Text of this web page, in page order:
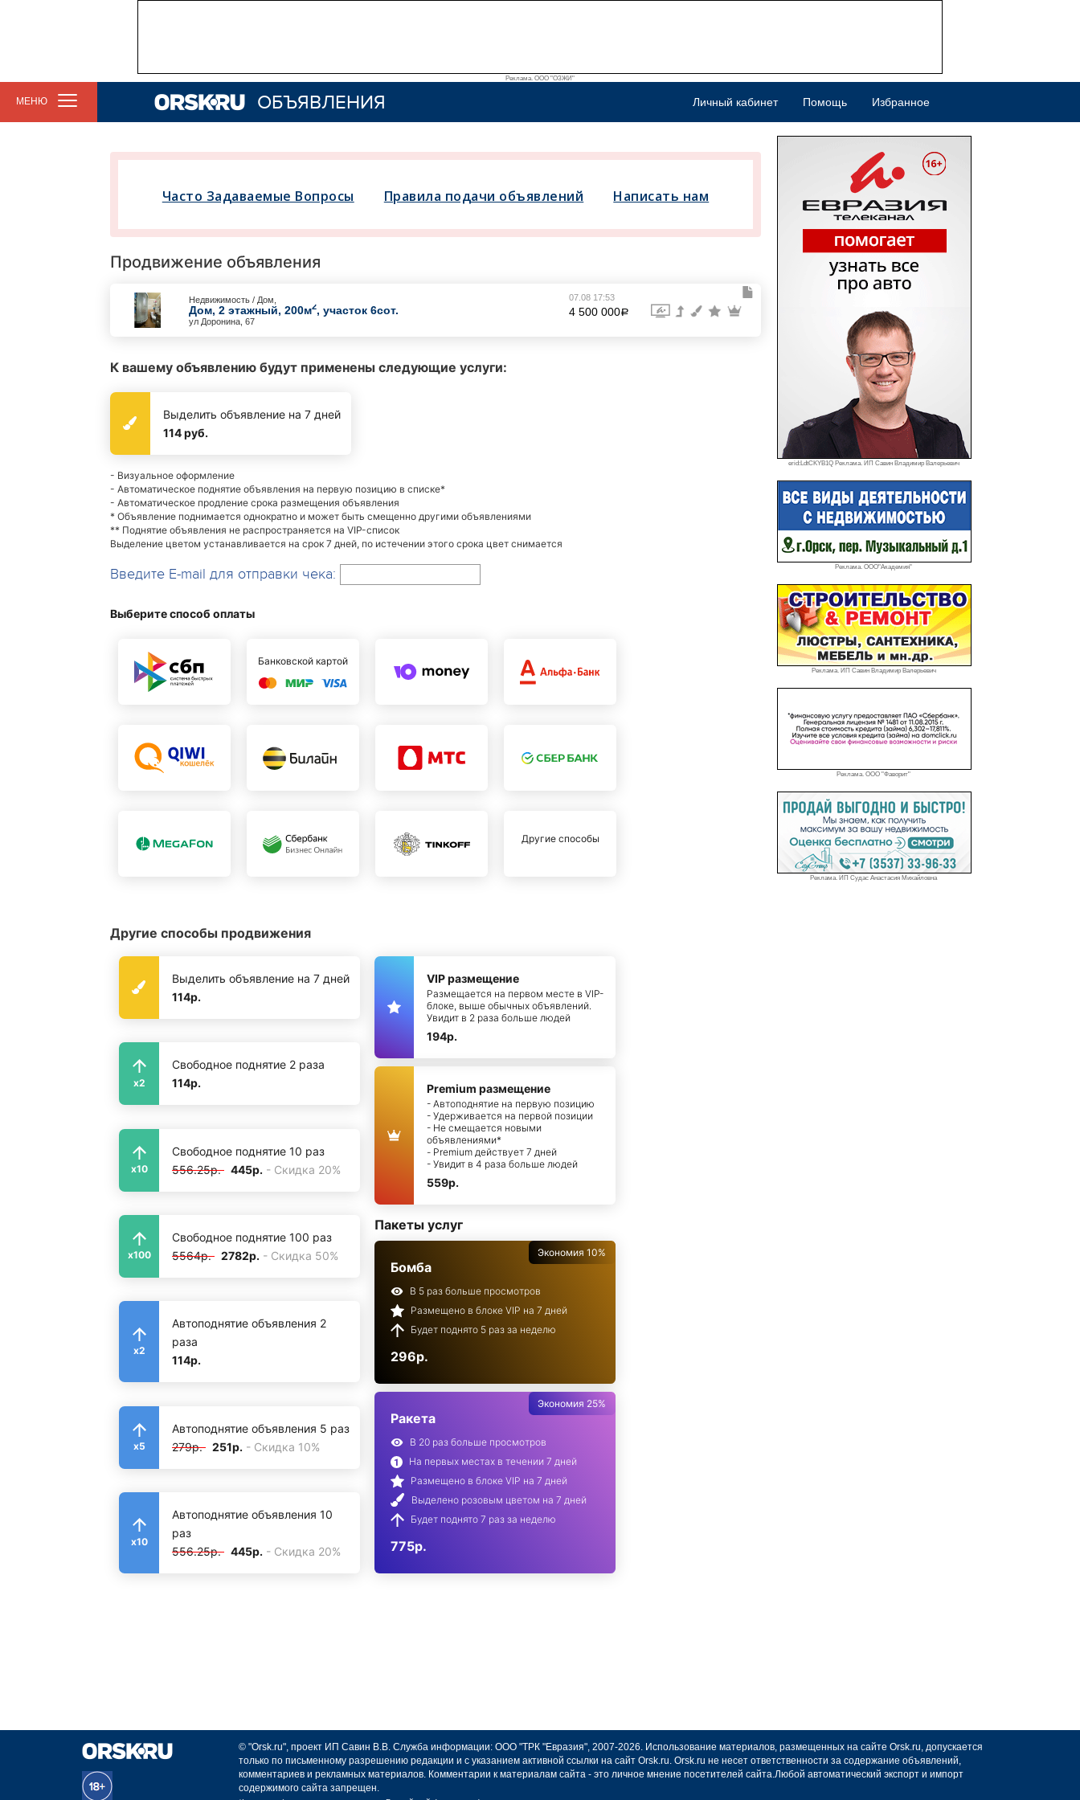
Реклама. ООО "ОЗЖИ"
МЕНЮ ОБЪЯВЛЕНИЯ Личный кабинет Помощь Избранное
erid:LdtCKYB1Q Реклама. ИП Савин Владимир Валерьевич
Реклама. ООО"Академия"
Реклама. ИП Савин Владимир Валерьевич
Реклама. ООО "Фаворит"
Реклама. ИП Судас Анастасия Михайловна
Часто Задаваемые Вопросы Правила подачи объявлений Написать нам
Продвижение объявления
Недвижимость / Дом,
Дом, 2 этажный, 200м2, участок 6сот.
ул Доронина, 67
07.08 17:53
4 500 000a
К вашему объявлению будут применены следующие услуги:
Выделить объявление на 7 дней
114 руб.
- Визуальное оформление
- Автоматическое поднятие объявления на первую позицию в списке*
- Автоматическое продление срока размещения объявления
* Объявление поднимается однократно и может быть смещенно другими объявлениями
** Поднятие объявления не распространяется на VIP-список
Выделение цветом устанавливается на срок 7 дней, по истечении этого срока цвет снимается
Введите E-mail для отправки чека:
Выберите способ оплаты
Банковской картой
Другие способы
Другие способы продвижения
Выделить объявление на 7 дней
114р.
x2
Свободное поднятие 2 раза
114р.
x10
Свободное поднятие 10 раз
556.25р. 445р. - Скидка 20%
x100
Свободное поднятие 100 раз
5564р. 2782р. - Скидка 50%
x2
Автоподнятие объявления 2
раза
114р.
x5
Автоподнятие объявления 5 раз
279р. 251р. - Скидка 10%
x10
Автоподнятие объявления 10
раз
556.25р. 445р. - Скидка 20%
VIP размещение
Размещается на первом месте в VIP-
блоке, выше обычных объявлений.
Увидит в 2 раза больше людей
194р.
Premium размещение
- Автоподнятие на первую позицию
- Удерживается на первой позиции
- Не смещается новыми
объявлениями*
- Premium действует 7 дней
- Увидит в 4 раза больше людей
559р.
Пакеты услуг
Экономия 10%
Бомба
В 5 раз больше просмотров
Размещено в блоке VIP на 7 дней
Будет поднято 5 раз за неделю
296р.
Экономия 25%
Ракета
В 20 раз больше просмотров
На первых местах в течении 7 дней
Размещено в блоке VIP на 7 дней
Выделено розовым цветом на 7 дней
Будет поднято 7 раз за неделю
775р.
© "Orsk.ru", проект ИП Савин В.В. Служба информации: ООО "ТРК "Евразия", 2007-2026. Использование материалов, размещенных на сайте Orsk.ru, допускается
только по письменному разрешению редакции и с указанием активной ссылки на сайт Orsk.ru. Orsk.ru не несет ответственности за содержание объявлений,
комментариев и рекламных материалов. Комментарии к материалам сайта - это личное мнение посетителей сайта.Любой автоматический экспорт и импорт
содержимого сайта запрещен.